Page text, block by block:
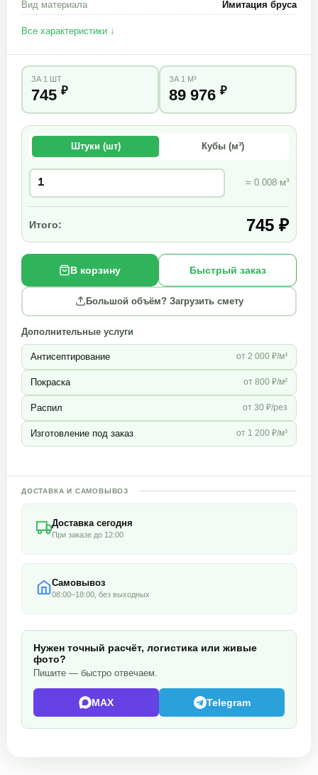
Вид материала
Имитация бруса
Все характеристики ↓
ЗА 1 ШТ
745 ₽
ЗА 1 М³
89 976 ₽
Штуки (шт) Кубы (м³)
= 0.008 м³
Итого: 745 ₽
В корзину Быстрый заказ
Большой объём? Загрузить смету
Дополнительные услуги
Антисептирование от 2 000 ₽/м³
Покраска от 800 ₽/м²
Распил от 30 ₽/рез
Изготовление под заказ от 1 200 ₽/м³
ДОСТАВКА И САМОВЫВОЗ
Доставка сегодня
При заказе до 12:00
Самовывоз
08:00–18:00, без выходных
Нужен точный расчёт, логистика или живые
фото?
Пишите — быстро отвечаем.
MAX Telegram